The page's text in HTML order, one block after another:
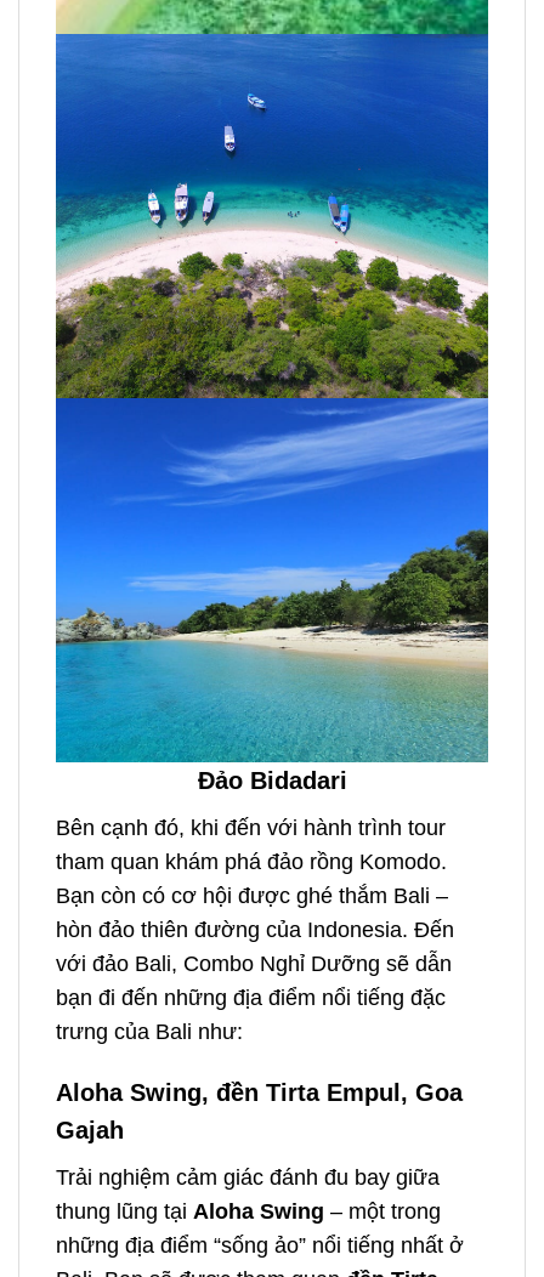
Đảo Bidadari
Bên cạnh đó, khi đến với hành trình tour
tham quan khám phá đảo rồng Komodo.
Bạn còn có cơ hội được ghé thắm Bali –
hòn đảo thiên đường của Indonesia. Đến
với đảo Bali, Combo Nghỉ Dưỡng sẽ dẫn
bạn đi đến những địa điểm nổi tiếng đặc
trưng của Bali như:
Aloha Swing, đền Tirta Empul, Goa
Gajah
Trải nghiệm cảm giác đánh đu bay giữa
thung lũng tại Aloha Swing – một trong
những địa điểm “sống ảo” nổi tiếng nhất ở